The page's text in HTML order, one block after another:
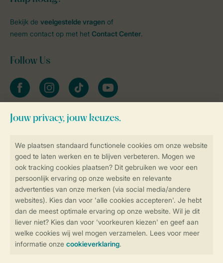
Controle over jouw gegevens &
Veilig en snel online boeken
Veilige gegevensoverdracht
Veilige betaling
Bekijk de veelgestelde vragen of
neem contact op met het Contact Center.
Follow Us
facebookinstagramtiktok youtube
Blijf op de hoogte